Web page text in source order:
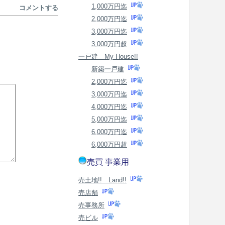
コメントする
1,000万円迄
2,000万円迄
3,000万円迄
3,000万円超
一戸建 My House!!
新築一戸建
2,000万円迄
3,000万円迄
4,000万円迄
5,000万円迄
6,000万円迄
6,000万円超
売買 事業用
売土地!! Land!!
売店舗
売事務所
売ビル